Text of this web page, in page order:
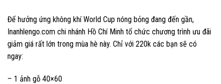
Để hưởng ứng không khí World Cup nóng bỏng đang đến gần,
Inanhlengo.com chi nhánh Hồ Chí Minh tổ chức chương trình ưu đãi
giảm giá rất lớn trong mùa hè này. Chỉ với 220k các bạn sẽ có
ngay:
– 1 ảnh gỗ 40×60